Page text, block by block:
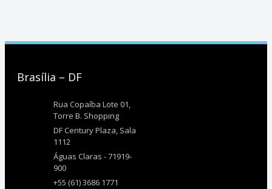
Brasília – DF
Rua Copaíba Lote 01,
Torre B. Shopping
DF Century Plaza, Sala
1112
Águas Claras - 71919-
900
+55 (61) 3686 1771